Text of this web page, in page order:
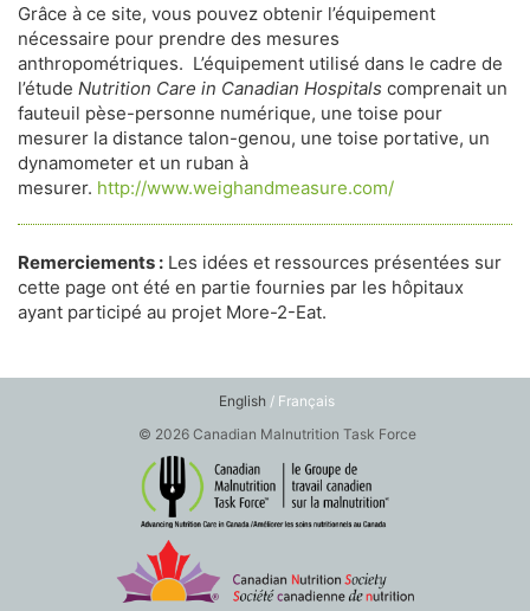
Grâce à ce site, vous pouvez obtenir l’équipement
nécessaire pour prendre des mesures
anthropométriques. L’équipement utilisé dans le cadre de
l’étude Nutrition Care in Canadian Hospitals comprenait un
fauteuil pèse-personne numérique, une toise pour
mesurer la distance talon-genou, une toise portative, un
dynamometer et un ruban à
mesurer. http://www.weighandmeasure.com/
Remerciements : Les idées et ressources présentées sur
cette page ont été en partie fournies par les hôpitaux
ayant participé au projet More-2-Eat.
English / Français
© 2026 Canadian Malnutrition Task Force